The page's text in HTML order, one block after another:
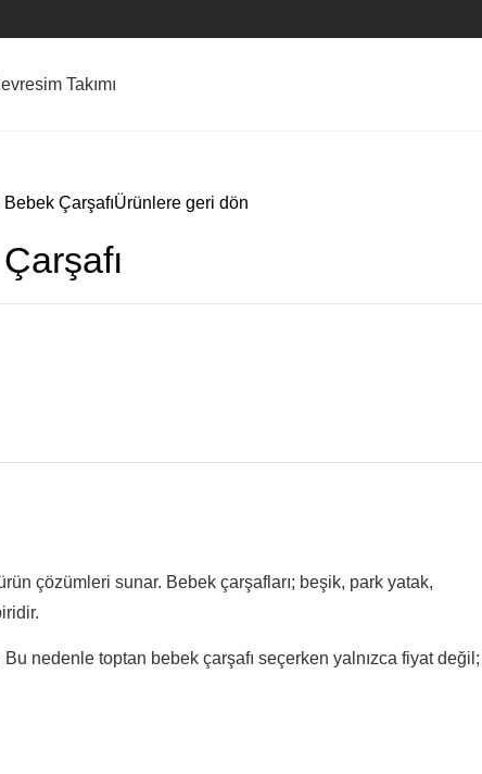
Takımı
ÇarşafıÜrünlere geri dön
çözümleri sunar. Bebek çarşafları; beşik, park yatak,
nedenle toptan bebek çarşafı seçerken yalnızca fiyat değil;